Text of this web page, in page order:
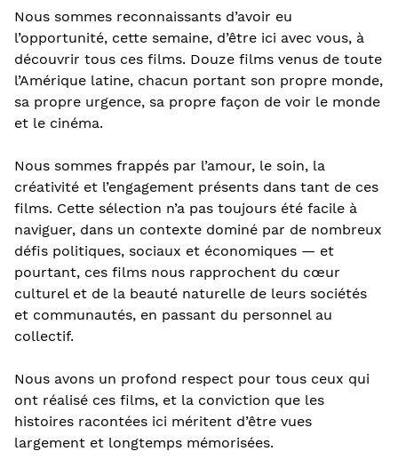
Nous sommes reconnaissants d’avoir eu
l’opportunité, cette semaine, d’être ici avec vous, à
découvrir tous ces films. Douze films venus de toute
l’Amérique latine, chacun portant son propre monde,
sa propre urgence, sa propre façon de voir le monde
et le cinéma.
Nous sommes frappés par l’amour, le soin, la
créativité et l’engagement présents dans tant de ces
films. Cette sélection n’a pas toujours été facile à
naviguer, dans un contexte dominé par de nombreux
défis politiques, sociaux et économiques — et
pourtant, ces films nous rapprochent du cœur
culturel et de la beauté naturelle de leurs sociétés
et communautés, en passant du personnel au
collectif.
Nous avons un profond respect pour tous ceux qui
ont réalisé ces films, et la conviction que les
histoires racontées ici méritent d’être vues
largement et longtemps mémorisées.